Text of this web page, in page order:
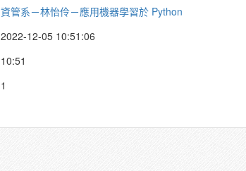
資管系－林怡伶－應⽤機器學習於 Python
2022-12-05 10:51:06
10:51
1